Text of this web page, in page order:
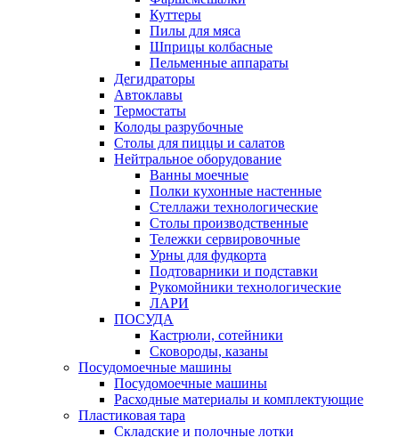
Куттеры
Пилы для мяса
Шприцы колбасные
Пельменные аппараты
Дегидраторы
Автоклавы
Термостаты
Колоды разрубочные
Столы для пиццы и салатов
Нейтральное оборудование
Ванны моечные
Полки кухонные настенные
Стеллажи технологические
Столы производственные
Тележки сервировочные
Урны для фудкорта
Подтоварники и подставки
Рукомойники технологические
ЛАРИ
ПОСУДА
Кастрюли, сотейники
Сковороды, казаны
Посудомоечные машины
Посудомоечные машины
Расходные материалы и комплектующие
Пластиковая тара
Складские и полочные лотки